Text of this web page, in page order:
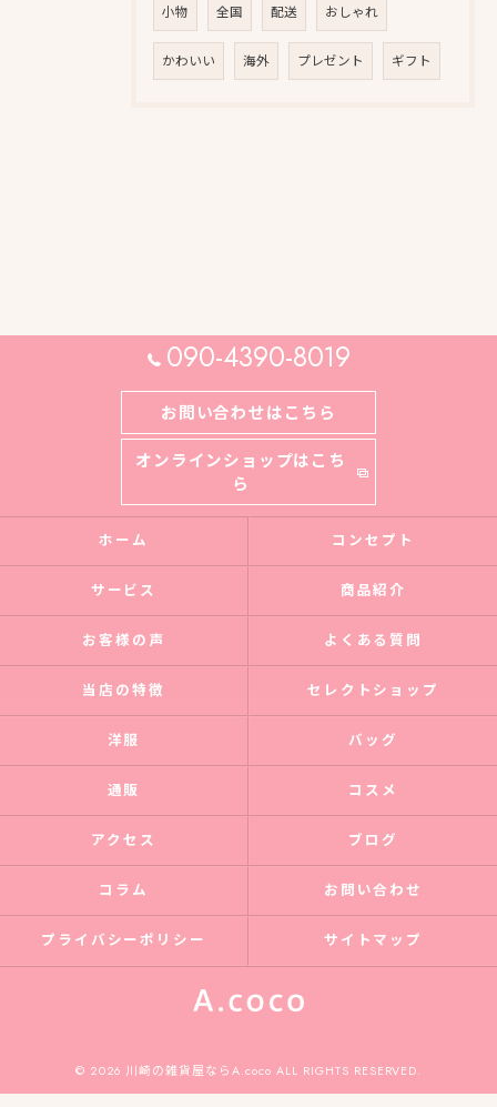
小物 全国 配送 おしゃれ
かわいい 海外 プレゼント ギフト
090-4390-8019
お問い合わせはこちら
オンラインショップはこち
ら
ホーム コンセプト
サービス 商品紹介
お客様の声 よくある質問
当店の特徴 セレクトショップ
洋服 バッグ
通販 コスメ
アクセス ブログ
コラム お問い合わせ
プライバシーポリシー サイトマップ
© 2026 川崎の雑貨屋ならA.coco ALL RIGHTS RESERVED.